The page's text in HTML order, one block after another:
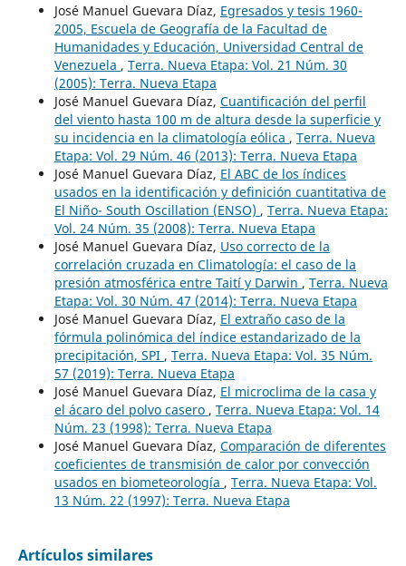
José Manuel Guevara Díaz, Egresados y tesis 1960-
2005, Escuela de Geografía de la Facultad de
Humanidades y Educación, Universidad Central de
Venezuela , Terra. Nueva Etapa: Vol. 21 Núm. 30
(2005): Terra. Nueva Etapa
José Manuel Guevara Díaz, Cuantificación del perfil
del viento hasta 100 m de altura desde la superficie y
su incidencia en la climatología eólica , Terra. Nueva
Etapa: Vol. 29 Núm. 46 (2013): Terra. Nueva Etapa
José Manuel Guevara Díaz, El ABC de los índices
usados en la identificación y definición cuantitativa de
El Niño- South Oscillation (ENSO) , Terra. Nueva Etapa:
Vol. 24 Núm. 35 (2008): Terra. Nueva Etapa
José Manuel Guevara Díaz, Uso correcto de la
correlación cruzada en Climatología: el caso de la
presión atmosférica entre Taití y Darwin , Terra. Nueva
Etapa: Vol. 30 Núm. 47 (2014): Terra. Nueva Etapa
José Manuel Guevara Díaz, El extraño caso de la
fórmula polinómica del índice estandarizado de la
precipitación, SPI , Terra. Nueva Etapa: Vol. 35 Núm.
57 (2019): Terra. Nueva Etapa
José Manuel Guevara Díaz, El microclima de la casa y
el ácaro del polvo casero , Terra. Nueva Etapa: Vol. 14
Núm. 23 (1998): Terra. Nueva Etapa
José Manuel Guevara Díaz, Comparación de diferentes
coeficientes de transmisión de calor por convección
usados en biometeorología , Terra. Nueva Etapa: Vol.
13 Núm. 22 (1997): Terra. Nueva Etapa
Artículos similares